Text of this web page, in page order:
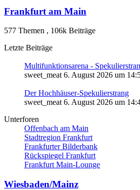
Frankfurt am Main
577 Themen , 106k Beiträge
Letzte Beiträge
Multifunktionsarena -
sweet_meat 6. August 2026 um
Der Hochhäuser-Spekulierstrang
sweet_meat 6. August 2026 um
Unterforen
Offenbach am Main
Stadtregion Frankfurt
Frankfurter Bilderbank
Rückspiegel Frankfurt
Frankfurt Main-Lounge
Wiesbaden/Mainz